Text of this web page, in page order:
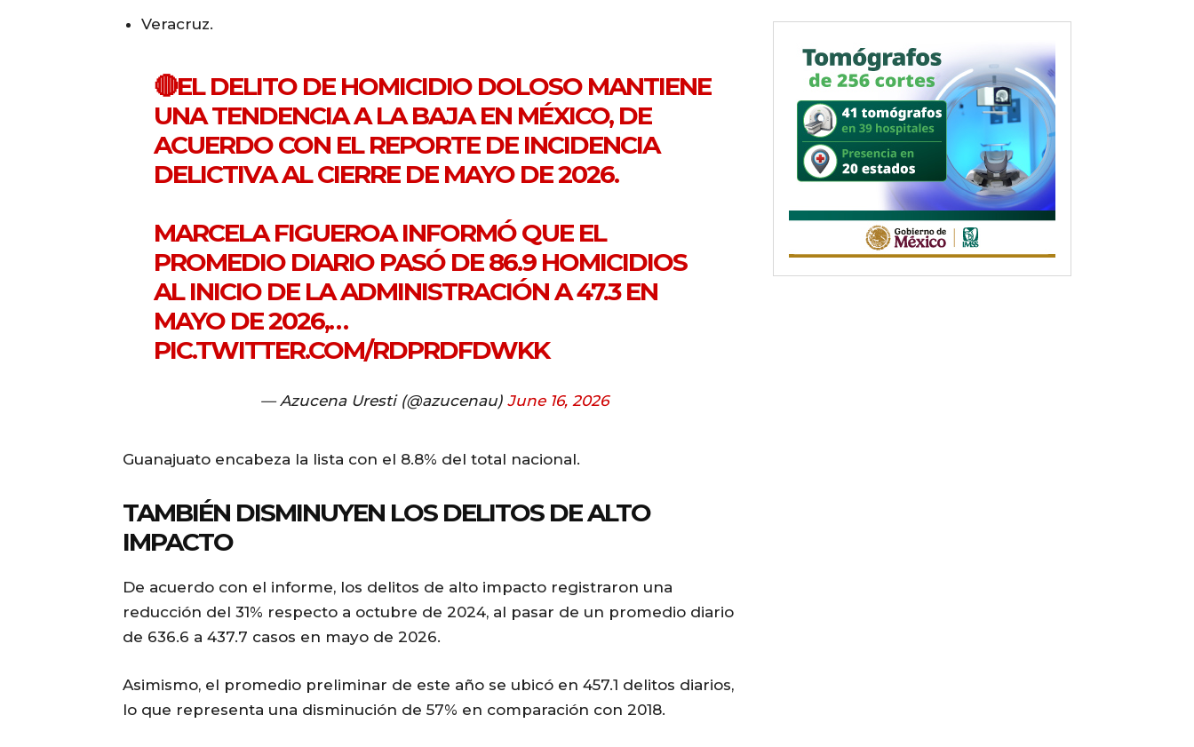
Veracruz.
🔴EL DELITO DE HOMICIDIO DOLOSO MANTIENE
UNA TENDENCIA A LA BAJA EN MÉXICO, DE
ACUERDO CON EL REPORTE DE INCIDENCIA
DELICTIVA AL CIERRE DE MAYO DE 2026.
MARCELA FIGUEROA INFORMÓ QUE EL
PROMEDIO DIARIO PASÓ DE 86.9 HOMICIDIOS
AL INICIO DE LA ADMINISTRACIÓN A 47.3 EN
MAYO DE 2026,…
PIC.TWITTER.COM/RDPRDFDWKK
— Azucena Uresti (@azucenau) June 16, 2026
Guanajuato encabeza la lista con el 8.8% del total nacional.
TAMBIÉN DISMINUYEN LOS DELITOS DE ALTO
IMPACTO
De acuerdo con el informe, los delitos de alto impacto registraron una
reducción del 31% respecto a octubre de 2024, al pasar de un promedio diario
de 636.6 a 437.7 casos en mayo de 2026.
Asimismo, el promedio preliminar de este año se ubicó en 457.1 delitos diarios,
lo que representa una disminución de 57% en comparación con 2018.